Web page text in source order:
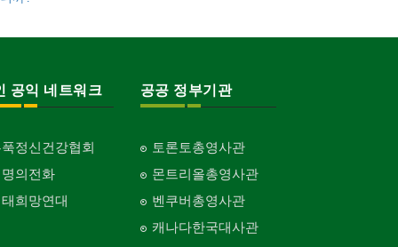
공익 네트워크
정신건강협회
의전화
희망연대
공공 정부기관
토론토총영사관
몬트리올총영사관
벤쿠버총영사관
캐나다한국대사관